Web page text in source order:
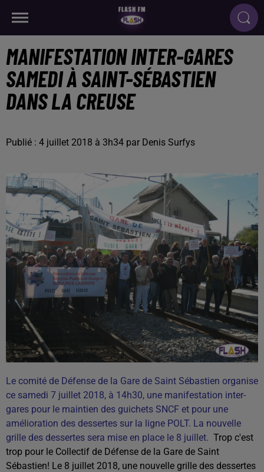
MANIFESTATION INTER-GARES
SAMEDI À SAINT-SÉBASTIEN
DANS LA CREUSE
Publié : 4 juillet 2018 à 3h34 par Denis Surfys
Le comité de Défense de la Gare de Saint Sébastien organise
ce samedi 7 juillet 2018, à 14h30, une manifestation inter-
gares pour le maintien des guichets SNCF et pour une
amélioration des dessertes sur la ligne POLT. La nouvelle
grille des dessertes sera mise en place le 8 juillet. Trop c'est
trop pour le Collectif de Défense de la Gare de Saint
Sébastien! Le 8 juillet 2018, une nouvelle grille des dessertes